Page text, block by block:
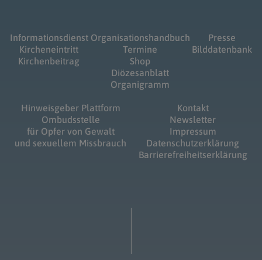
Informationsdienst
Kircheneintritt
Kirchenbeitrag
Organisationshandbuch
Termine
Shop
Diözesanblatt
Organigramm
Presse
Bilddatenbank
Hinweisgeber Plattform
Ombudsstelle
für Opfer von Gewalt
und sexuellem Missbrauch
Kontakt
Newsletter
Impressum
Datenschutzerklärung
Barrierefreiheitserklärung